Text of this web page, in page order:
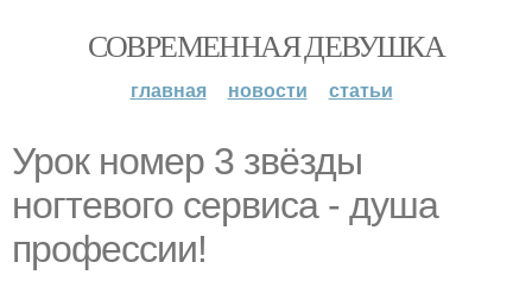
СОВРЕМЕННАЯ ДЕВУШКА
главная новости статьи
Урок номер 3 звёзды
ногтевого сервиса - душа
профессии!